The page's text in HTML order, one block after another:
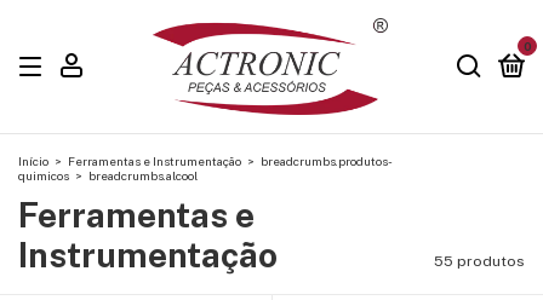
0
Início > Ferramentas e Instrumentação > breadcrumbs.produtos-
quimicos > breadcrumbs.alcool
Ferramentas e
Instrumentação
55 produtos